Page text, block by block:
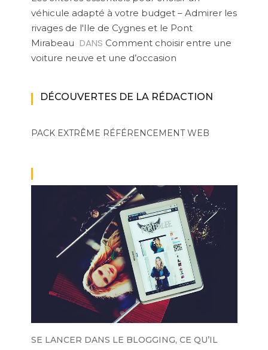
véhicule adapté à votre budget – Admirer les
rivages de l'Ile de Cygnes et le Pont
Mirabeau DANS Comment choisir entre une
voiture neuve et une d’occasion
DÉCOUVERTES DE LA RÉDACTION
PACK EXTRÊME RÉFÉRENCEMENT WEB
SE LANCER DANS LE BLOGGING, CE QU’IL